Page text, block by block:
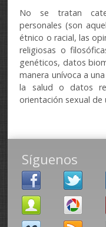
No se tratan
personales (son
étnico o racial, las
religiosas o
genéticos, datos
manera unívoca a
la salud o datos
orientación sexual de
Síguenos